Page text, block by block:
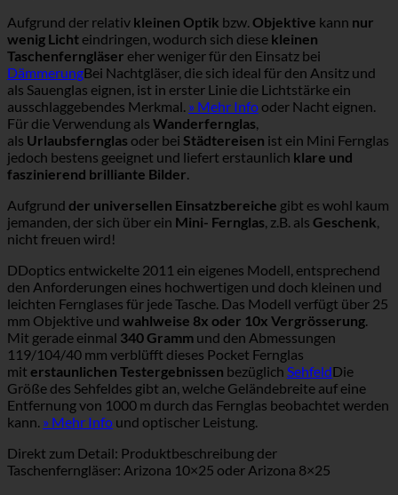
Aufgrund der relativ kleinen Optik bzw. Objektive kann nur
wenig Licht eindringen, wodurch sich diese kleinen
Taschenferngläser eher weniger für den Einsatz bei
DämmerungBei Nachtgläser, die sich ideal für den Ansitz und
als Sauenglas eignen, ist in erster Linie die Lichtstärke ein
ausschlaggebendes Merkmal. » Mehr Info oder Nacht eignen.
Für die Verwendung als Wanderfernglas,
als Urlaubsfernglas oder bei Städtereisen ist ein Mini Fernglas
jedoch bestens geeignet und liefert erstaunlich klare und
faszinierend brilliante Bilder.
Aufgrund der universellen Einsatzbereiche gibt es wohl kaum
jemanden, der sich über ein Mini- Fernglas, z.B. als Geschenk,
nicht freuen wird!
DDoptics entwickelte 2011 ein eigenes Modell, entsprechend
den Anforderungen eines hochwertigen und doch kleinen und
leichten Fernglases für jede Tasche. Das Modell verfügt über 25
mm Objektive und wahlweise 8x oder 10x Vergrösserung.
Mit gerade einmal 340 Gramm und den Abmessungen
119/104/40 mm verblüfft dieses Pocket Fernglas
mit erstaunlichen Testergebnissen bezüglich SehfeldDie
Größe des Sehfeldes gibt an, welche Geländebreite auf eine
Entfernung von 1000 m durch das Fernglas beobachtet werden
kann. » Mehr Info und optischer Leistung.
Direkt zum Detail: Produktbeschreibung der
Taschenferngläser: Arizona 10×25 oder Arizona 8×25